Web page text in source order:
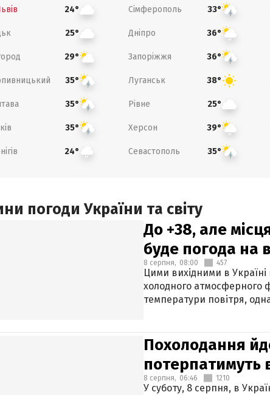
24° Сімферополь 33°
25° Дніпро 36°
29° Запоріжжя 36°
35° Луганськ 38°
35° Рівне 25°
35° Херсон 39°
24° Севастополь 35°
погоди України та світу
До +38, але
буде погода на
8 серпня, 08:00 457
Цими вихідними в
холодного атмосферного
температури повітря,
Похолодання
потерпатимуть
8 серпня, 06:46 1210
У суботу, 8 серпня, в